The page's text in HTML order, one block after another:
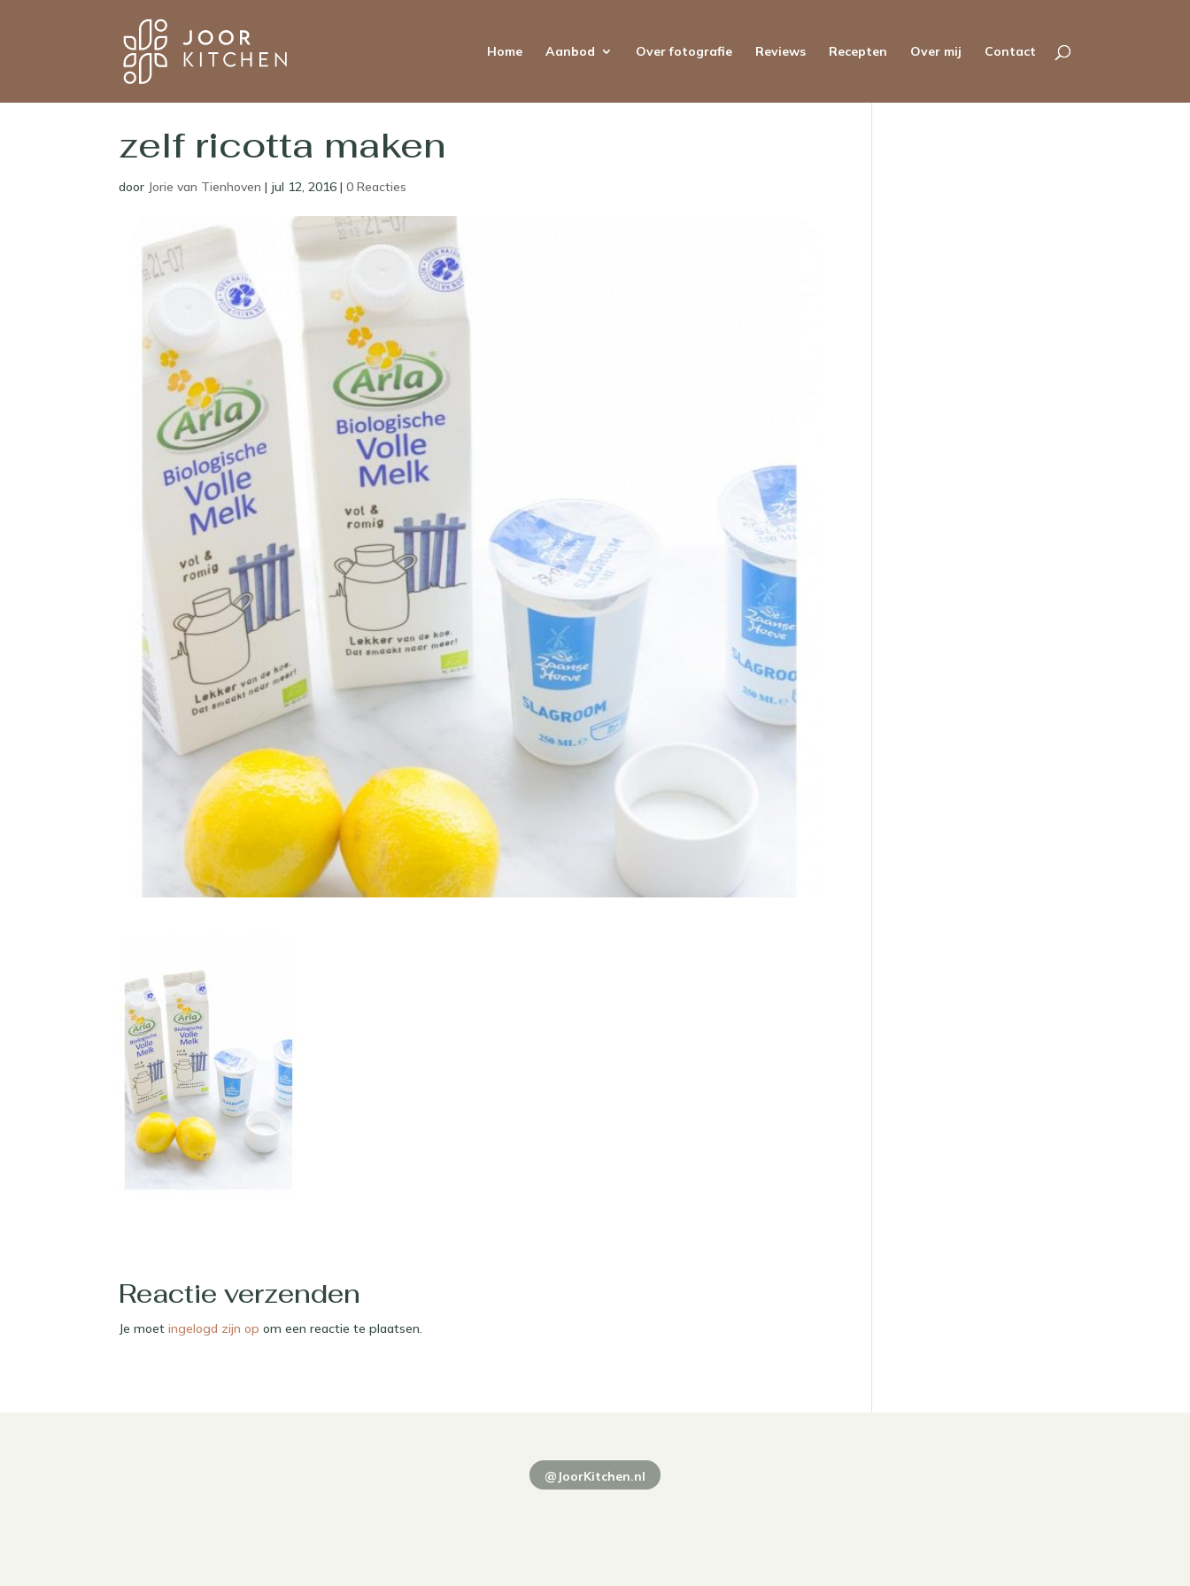
Home Aanbod Over fotografie Reviews Recepten Over mij Contact
zelf ricotta maken
door Jorie van Tienhoven | jul 12, 2016 |0 Reacties
Reactie verzenden
Je moetingelogd zijn op om een reactie te plaatsen.
@JoorKitchen.nl